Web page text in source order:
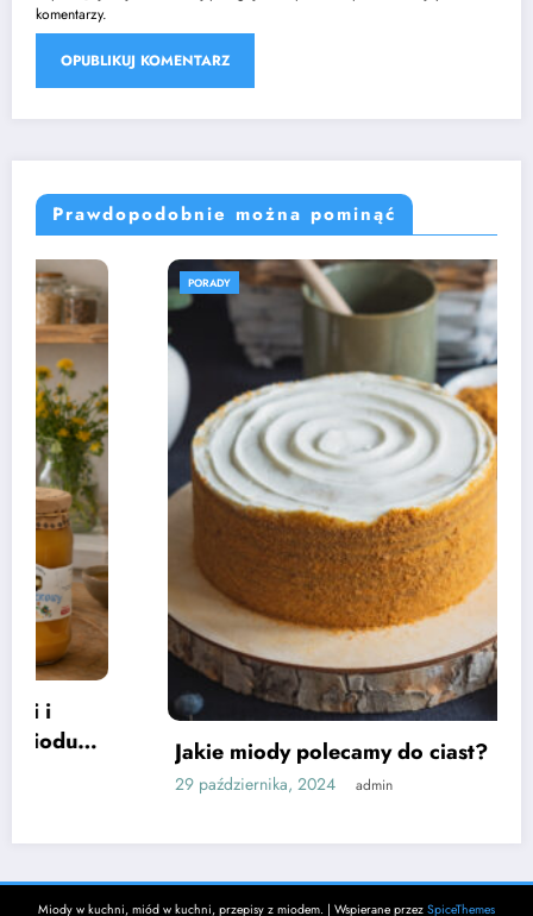
komentarzy.
Prawdopodobnie można pominąć
PORADY
Jakie miody polecamy do ciast?
29 października, 2024 admin
Miody w kuchni, miód w kuchni, przepisy z miodem. | Wspierane przez SpiceThemes